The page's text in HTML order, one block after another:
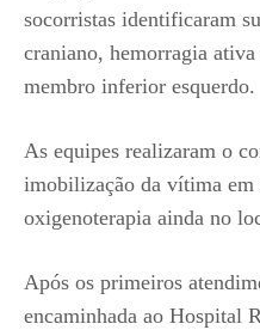
socorristas identificaram
craniano, hemorragia
membro inferior esquerdo.
As equipes realizaram o
imobilização da vítima
oxigenoterapia ainda no
Após os primeiros
encaminhada ao Hospital